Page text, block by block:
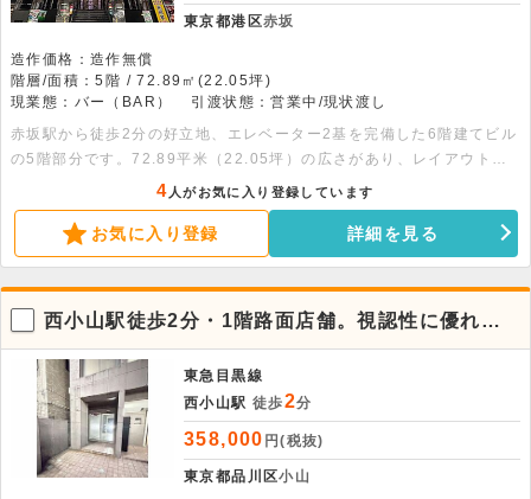
東京都港区赤坂
造作価格：造作無償
階層/面積：5階 / 72.89㎡(22.05坪)
現業態：バー（BAR）
引渡状態：営業中/現状渡し
赤坂駅から徒歩2分の好立地、エレベーター2基を完備した6階建てビル
の5階部分です。72.89平米（22.05坪）の広さがあり、レイアウトの
しやすい空間です。内装付きのリース店舗となります。詳細については
お問い合わせください。
4 人がお気に入り登録しています
お気に入り登録 詳細を見る
西小山駅徒歩2分・1階路面店舗。視認性に優れた
好条件の店舗物件
東急目黒線
西小山駅 徒歩2分
358,000 円(税抜)
東京都品川区小山